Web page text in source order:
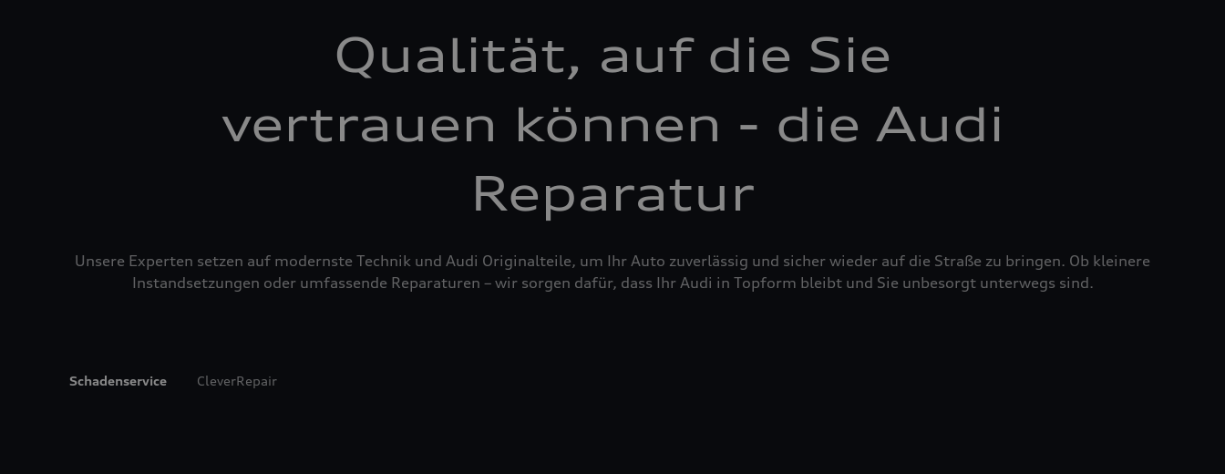
Qualität, auf die Sie
vertrauen können - die Audi
Reparatur
Unsere Experten setzen auf modernste Technik und Audi Originalteile, um Ihr Auto zuverlässig und sicher wieder auf die Straße zu bringen. Ob kleinere
Instandsetzungen oder umfassende Reparaturen – wir sorgen dafür, dass Ihr Audi in Topform bleibt und Sie unbesorgt unterwegs sind.
Schadenservice CleverRepair